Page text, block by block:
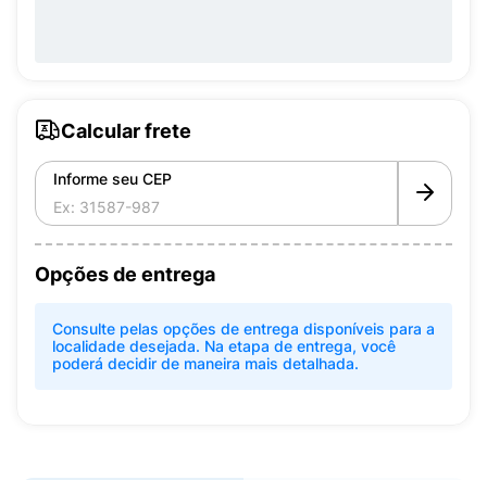
Calcular frete
Informe seu CEP
Opções de entrega
Consulte pelas opções de entrega disponíveis para a
localidade desejada. Na etapa de entrega, você
poderá decidir de maneira mais detalhada.